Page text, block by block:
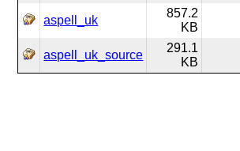
aspell_uk
857.2
KB
aspell_uk_source
291.1
KB